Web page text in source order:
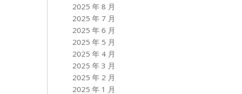
2025 年 8 月
2025 年 7 月
2025 年 6 月
2025 年 5 月
2025 年 4 月
2025 年 3 月
2025 年 2 月
2025 年 1 月